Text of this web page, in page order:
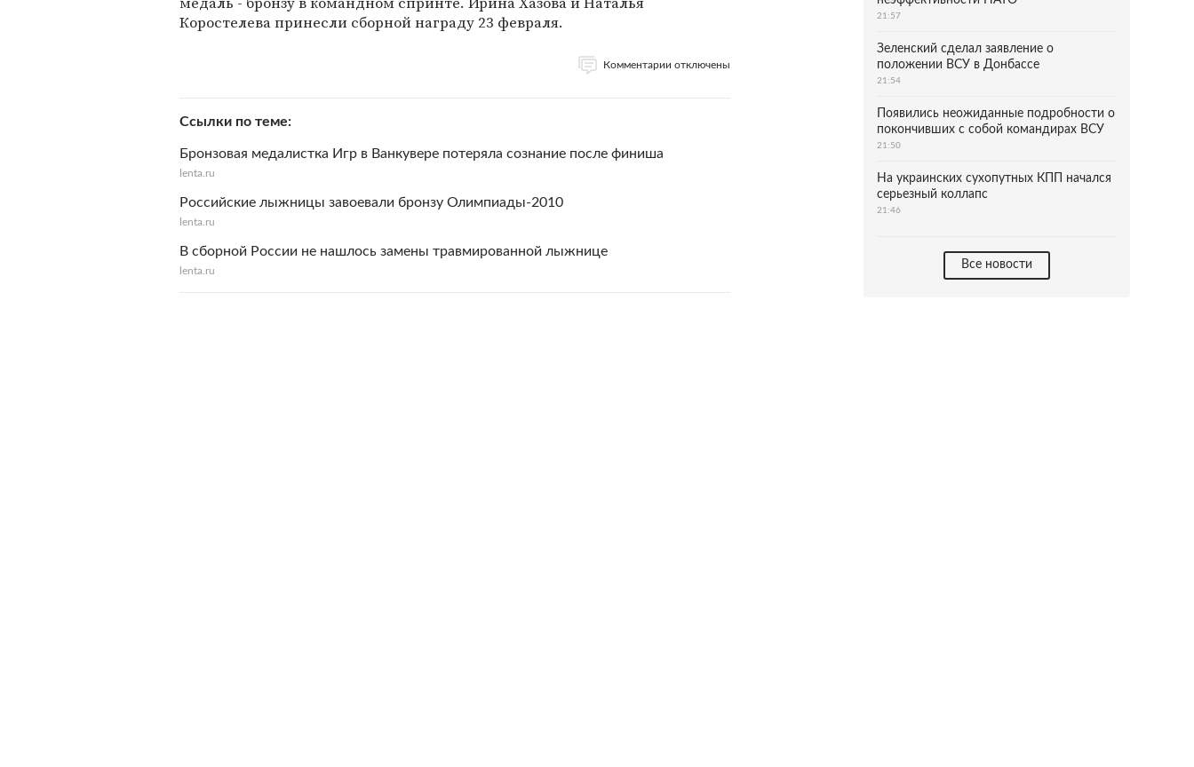
Коростелева принесли сборной награду 23 февраля.
Комментарии отключены
Ссылки по теме
Бронзовая медалистка Игр в Ванкувере потеряла сознание после финиша
lenta.ru
Российские лыжницы завоевали бронзу Олимпиады-2010
lenta.ru
В сборной России не нашлось замены травмированной лыжнице
lenta.ru
21:57
Зеленский сделал заявление о
положении ВСУ в Донбассе
21:54
Появились неожиданные подробности о
покончивших с собой командирах ВСУ
21:50
На украинских сухопутных КПП начался
серьезный коллапс
21:46
Все новости